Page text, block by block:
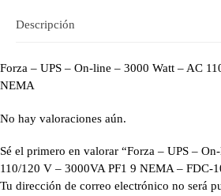
Descripción
Forza – UPS – On-line – 3000 Watt – AC
NEMA
No hay valoraciones aún.
Sé el primero en valorar “Forza – UPS –
110/120 V – 3000VA PF1 9 NEMA – FDC-
Tu dirección de correo electrónico no será